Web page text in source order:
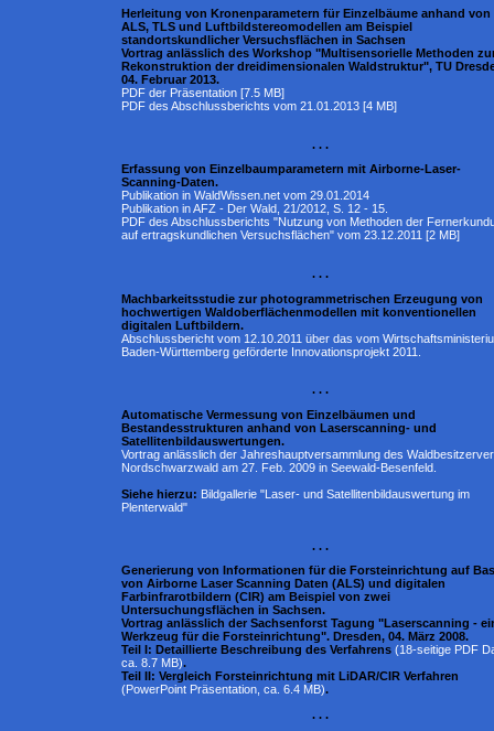
Herleitung von Kronenparametern für Einzelbäume anhand von
ALS, TLS und Luftbildstereomodellen am Beispiel
standortskundlicher Versuchsflächen in Sachsen
Vortrag anlässlich des Workshop "Multisensorielle Methoden
Rekonstruktion der dreidimensionalen Waldstruktur", TU
04. Februar 2013.
PDF der Präsentation [7.5 MB]
PDF des Abschlussberichts vom 21.01.2013 [4 MB]
. . .
Erfassung von Einzelbaumparametern mit Airborne-Laser-
Scanning-Daten.
Publikation in WaldWissen.net vom 29.01.2014
Publikation in AFZ - Der Wald, 21/2012, S. 12 - 15.
PDF des Abschlussberichts "Nutzung von Methoden der
auf ertragskundlichen Versuchsflächen" vom 23.12.2011 [2 MB]
. . .
Machbarkeitsstudie zur photogrammetrischen Erzeugung von
hochwertigen Waldoberflächenmodellen mit konventionellen
digitalen Luftbildern.
Abschlussbericht vom 12.10.2011 über das vom
Baden-Württemberg geförderte Innovationsprojekt 2011.
. . .
Automatische Vermessung von Einzelbäumen und
Bestandesstrukturen anhand von Laserscanning- und
Satellitenbildauswertungen.
Vortrag anlässlich der Jahreshauptversammlung des
Nordschwarzwald am 27. Feb. 2009 in Seewald-Besenfeld.
Siehe hierzu: Bildgallerie "Laser- und Satellitenbildauswertung im
Plenterwald"
. . .
Generierung von Informationen für die Forsteinrichtung auf
von Airborne Laser Scanning Daten (ALS) und digitalen
Farbinfrarotbildern (CIR) am Beispiel von zwei
Untersuchungsflächen in Sachsen.
Vortrag anlässlich der Sachsenforst Tagung "Laserscanning -
Werkzeug für die Forsteinrichtung". Dresden, 04. März 2008.
Teil I: Detaillierte Beschreibung des Verfahrens (18-seitige PDF
ca. 8.7 MB).
Teil II: Vergleich Forsteinrichtung mit LiDAR/CIR Verfahren
(PowerPoint Präsentation, ca. 6.4 MB).
. . .